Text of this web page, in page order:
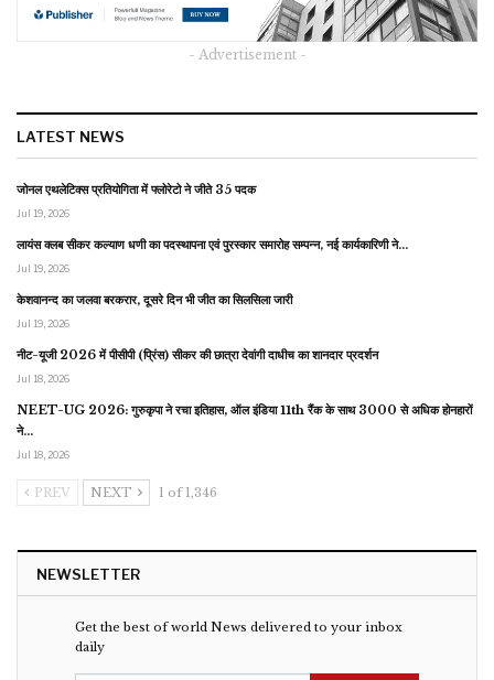
- Advertisement -
LATEST NEWS
जोनल एथलेटिक्स प्रतियोगिता में फ्लोरेटो ने जीते 35 पदक
Jul 19, 2026
लायंस क्लब सीकर कल्याण धणी का पदस्थापना एवं पुरस्कार समारोह सम्पन्न, नई कार्यकारिणी ने…
Jul 19, 2026
केशवानन्द का जलवा बरकरार, दूसरे दिन भी जीत का सिलसिला जारी
Jul 19, 2026
नीट-यूजी 2026 में पीसीपी (प्रिंस) सीकर की छात्रा देवांगी दाधीच का शानदार प्रदर्शन
Jul 18, 2026
NEET-UG 2026: गुरुकृपा ने रचा इतिहास, ऑल इंडिया 11th रैंक के साथ 3000 से अधिक होनहारों
ने…
Jul 18, 2026
PREV NEXT 1 of 1,346
NEWSLETTER
Get the best of world News delivered to your inbox
daily